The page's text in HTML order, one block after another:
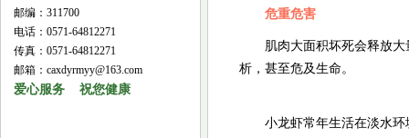
邮编：311700
电话：0571-64812271
传真：0571-64812271
邮箱：caxdyrmyy@163.com
爱心服务 祝您健康
危重危害
肌肉大面积坏死会释放
析，甚至危及生命。
小龙虾常年生活在淡水